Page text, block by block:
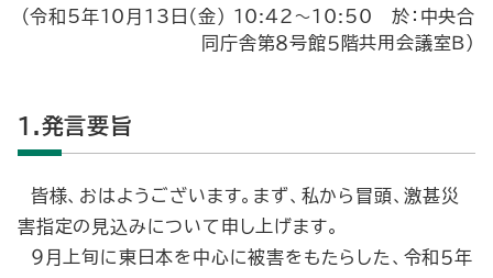
（令和5年10月13日（金） 10:42～10:50 於：中央合
同庁舎第８号館５階共用会議室Ｂ）
1.発言要旨
皆様、おはようございます。まず、私から冒頭、激甚災
害指定の見込みについて申し上げます。
９月上旬に東日本を中心に被害をもたらした、令和５年